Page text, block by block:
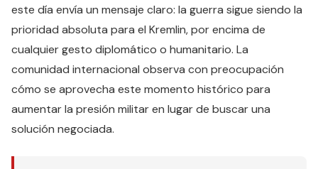
este día envía un mensaje claro: la guerra sigue siendo la
prioridad absoluta para el Kremlin, por encima de
cualquier gesto diplomático o humanitario. La
comunidad internacional observa con preocupación
cómo se aprovecha este momento histórico para
aumentar la presión militar en lugar de buscar una
solución negociada.